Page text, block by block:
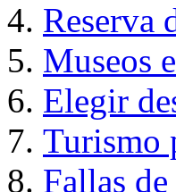
Reserva
Museos
Elegir
Turismo
Fallas